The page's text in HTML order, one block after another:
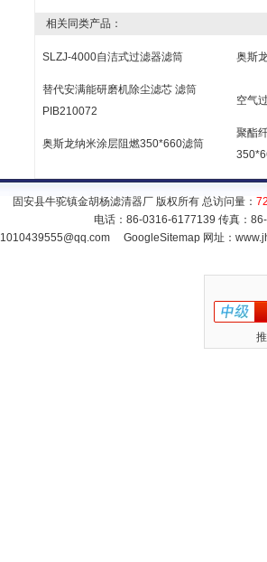
相关同类产品：
SLZJ-4000自洁式过滤器滤筒 奥斯
替代安满能研磨机除尘滤芯 滤筒
PIB210072
空气
奥斯龙纳米涂层阻燃350*660滤筒
聚酯
固安县牛驼镇金胡杨滤清器厂 版权所有 总访问量：
电话：86-0316-6177139 传真：
1010439555@qq.com GoogleSitemap网址：